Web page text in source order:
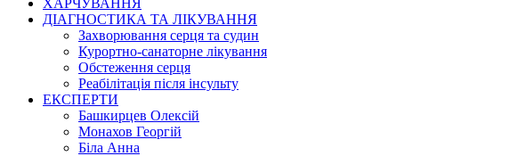
ХАРЧУВАННЯ
ДІАГНОСТИКА ТА ЛІКУВАННЯ
Захворювання серця та судин
Курортно-cанаторне лікування
Обстеження серця
Реабілітація після інсульту
ЕКСПЕРТИ
Башкирцев Олексій
Монахов Георгій
Біла Анна